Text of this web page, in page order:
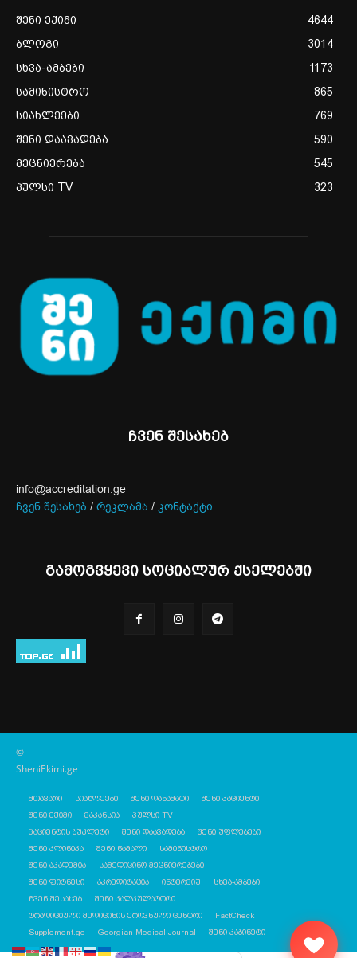
შენი ექიმი
4644
ბლოგი
3014
სხვა-ამბები
1173
სამინისტრო
865
სიახლეები
769
შენი დაავადება
590
მეცნიერება
545
პულსი TV
323
ჩვენ შესახებ
info@accreditation.ge
ჩვენ შესახებ / რეკლამა / კონტაქტი
გამოგვყევი სოციალურ ქსელებში
©
SheniEkimi.ge
მთავარი სიახლეები შენი დანამატი
შენი პაციენტი
შენი ექიმი
ვაკანსია
პულსი TV
პაციენტის ბუკლეტი
შენი დაავადება
შენი უფლებები
შენი კლინიკა
შენი წამალი
სამინისტრო
შენი აკადემია
სამედიცინო მეცნიერებები
შენი ფიტნესი
აკრედიტაცია ინტერვიუ
სხვა-ამბები
ჩვენ შესახებ
შენი კალკულატორი
ტრადიციული მედიცინის ეროვნული ცენტრი
FactCheck
Supplement.ge
Georgian Medical Journal შენი კაბინეტი